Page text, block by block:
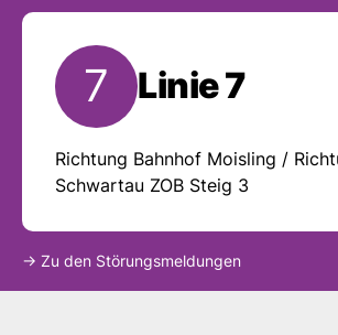
Fahrpläne
7 Linie 7
Richtung Bahnhof Moisling /
Schwartau ZOB Steig 3
-> Zu den Störungsmeldungen